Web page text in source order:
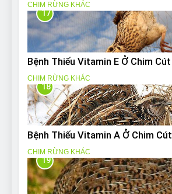
CHIM RỪNG KHÁC
17
Bệnh Thiếu Vitamin E Ở Chim Cút
CHIM RỪNG KHÁC
18
Bệnh Thiếu Vitamin A Ở Chim Cút
CHIM RỪNG KHÁC
19